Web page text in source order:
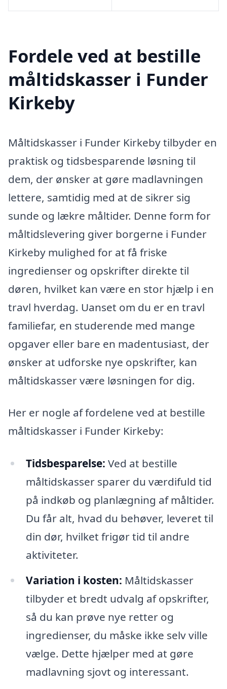
Fordele ved at bestille
måltidskasser i Funder
Kirkeby
Måltidskasser i Funder Kirkeby tilbyder en
praktisk og tidsbesparende løsning til
dem, der ønsker at gøre madlavningen
lettere, samtidig med at de sikrer sig
sunde og lækre måltider. Denne form for
måltidslevering giver borgerne i Funder
Kirkeby mulighed for at få friske
ingredienser og opskrifter direkte til
døren, hvilket kan være en stor hjælp i en
travl hverdag. Uanset om du er en travl
familiefar, en studerende med mange
opgaver eller bare en madentusiast, der
ønsker at udforske nye opskrifter, kan
måltidskasser være løsningen for dig.
Her er nogle af fordelene ved at bestille
måltidskasser i Funder Kirkeby:
Tidsbesparelse: Ved at bestille
måltidskasser sparer du værdifuld tid
på indkøb og planlægning af måltider.
Du får alt, hvad du behøver, leveret til
din dør, hvilket frigør tid til andre
aktiviteter.
Variation i kosten: Måltidskasser
tilbyder et bredt udvalg af opskrifter,
så du kan prøve nye retter og
ingredienser, du måske ikke selv ville
vælge. Dette hjælper med at gøre
madlavning sjovt og interessant.